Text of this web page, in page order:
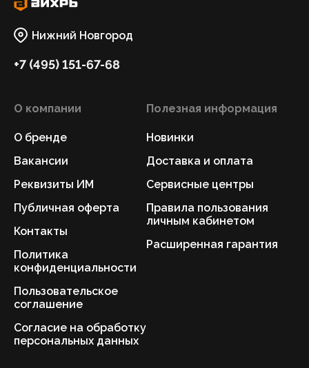
Нижний Новгород
+7 (495) 151-67-68
О компании
О бренде
Вакансии
Реквизиты ИМ
Публичная оферта
Контакты
Политика
конфиденциальности
Пользовательское
соглашение
Согласие на обработку
персональных данных
Полезная информация
Новинки
Доставка и оплата
Сервисные центры
Правила пользования
личным кабинетом
Расширенная гарантия